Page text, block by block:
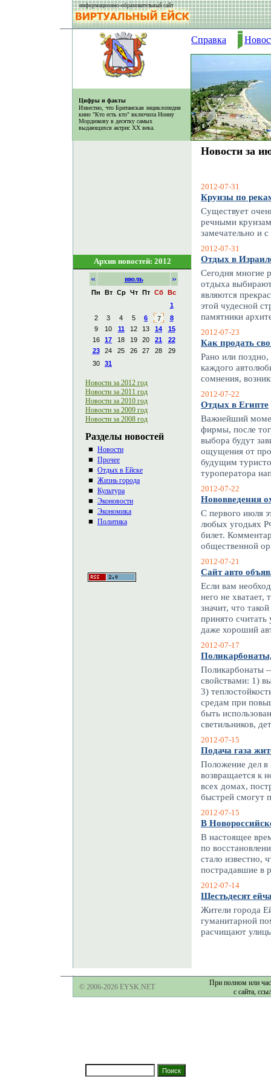
информационно-образовательный сайт
Цифры и факты
Известно, что Британская энциклопедия
кино "Кто есть кто" включила Нонну
Мордюкову в десятку самых
выдающихся актрис ХХ века.
Справка
Новости за
2012-07-31
Круизы по
Существует
речными
замечательно и
2012-07-31
Отдых в
Сегодня многие
отдыха
являются
этой чудесной
памятники
2012-07-23
Как продать
Рано или
каждого
сомнения,
2012-07-22
Отдых в Египте
Важнейший
фирмы, после
выбора будут
ощущения от
будущим
туроператора
2012-07-22
Нововведения
С первого июля
любых угодьях
билет.
общественной
2012-07-21
Сайт авто
Если вам
него не
значит, что
принято
даже хороший
2012-07-17
Поликарбонаты
свойствами: 1)
3)
средам при
быть
светильников,
2012-07-15
Подача газа
Положение дел
возвращается к
всех домах,
быстрей смогут
2012-07-15
В
В настоящее
по
стало известно,
пострадавшие в
2012-07-14
Шестьдесят
Жители города
гуманитарной
расчищают
Архив новостей: 2012
« июль »
Пн Вт Ср Чт Пт Сб
Вс
1
2
3 4 5 6 7
8
9
10 11 12 13 14
15
16
17 18 19 20 21
22
23
24 25 26 27 28
29
30
31
Новости за 2012 год
Новости за 2011 год
Новости за 2010 год
Новости за 2009 год
Новости за 2008 год
Разделы новостей
Новости
Прочее
Отдых в Ейске
Жизнь города
Культура
Эконовости
Экономика
Политика
© 2006-2026 EYSK.NET
При полном или
с сайта,